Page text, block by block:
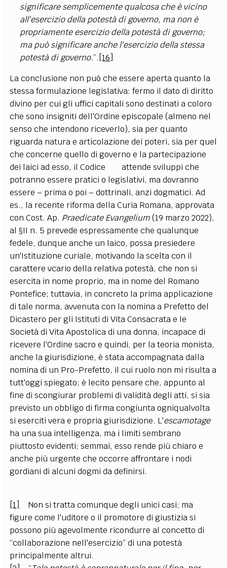
significare semplicemente qualcosa che è vicino
all'esercizio della potestà di governo, ma non è
propriamente esercizio della potestà di governo;
ma può significare anche l'esercizio della stessa
potestà di governo.”. [16]
La conclusione non può che essere aperta quanto la
stessa formulazione legislativa: fermo il dato di diritto
divino per cui gli uffici capitali sono destinati a coloro
che sono insigniti dell'Ordine episcopale (almeno nel
senso che intendono riceverlo), sia per quanto
riguarda natura e articolazione dei poteri, sia per quel
che concerne quello di governo e la partecipazione
dei laici ad esso, il Codice attende sviluppi che
potranno essere pratici o legislativi, ma dovranno
essere – prima o poi – dottrinali, anzi dogmatici. Ad
es., la recente riforma della Curia Romana, approvata
con Cost. Ap. Praedicate Evangelium(19 marzo 2022),
al §II n. 5 prevede espressamente che qualunque
fedele, dunque anche un laico, possa presiedere
un'Istituzione curiale, motivando la scelta con il
carattere vcario della relativa potestà, che non si
esercita in nome proprio, ma in nome del Romano
Pontefice; tuttavia, in concreto la prima applicazione
di tale norma, avvenuta con la nomina a Prefetto del
Dicastero per gli Istituti di Vita Consacrata e le
Società di Vita Apostolica di una donna, incapace di
ricevere l'Ordine sacro e quindi, per la teoria monista,
anche la giurisdizione, è stata accompagnata dalla
nomina di un Pro-Prefetto, il cui ruolo non mi risulta a
tutt'oggi spiegato; è lecito pensare che, appunto al
fine di scongiurar problemi di validità degli atti, si sia
previsto un obbligo di firma congiunta ogniqualvolta
si eserciti vera e propria giurisdizione. L'escamotage
ha una sua intelligenza, ma i limiti sembrano
piuttosto evidenti; semmai, esso rende più chiaro e
anche più urgente che occorre affrontare i nodi
gordiani di alcuni dogmi da definirsi.
[1]
Non si tratta comunque degli unici casi; ma
figure come l'uditore o il promotore di giustizia si
possono più agevolmente ricondurre al concetto di
“collaborazione nell'esercizio” di una potestà
principalmente altrui.